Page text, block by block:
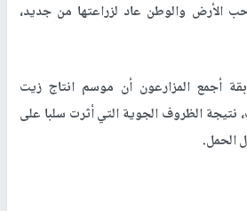
الأرض والوطن عاد لزراعتها من جديد،
أجمع المزارعون أن موسم انتاج زيت
2020 ضعيف، نتيجة الظروف الجوية التي أثرت سلبا على
الحمل.